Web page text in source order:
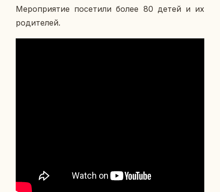
Ме­ро­при­я­тие по­се­ти­ли более 80 детей и их
ро­ди­те­лей.